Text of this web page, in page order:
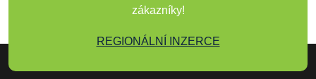
zákazníky!
REGIONÁLNÍ INZERCE